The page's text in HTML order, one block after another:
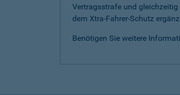
Vertragsstrafe und
dem Xtra-Fahrer-Schutz
Benötigen Sie weitere